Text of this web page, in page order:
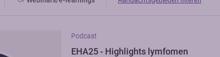
Podcast
EHA25 - Highlights lymfomen